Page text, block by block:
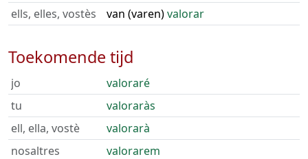
ells, elles, vostès
van (varen)valorar
Toekomende tijd
jo
valoraré
tu
valoraràs
ell, ella, vostè
valorarà
nosaltres
valorarem